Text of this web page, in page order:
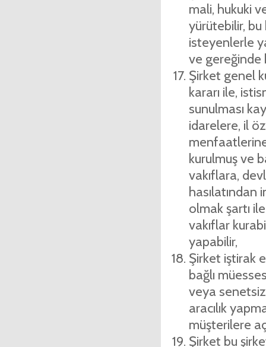
mali, hukuki
yürütebilir, bu
isteyenlerle
ve
Şirket genel
kararı ile,
sunulması
idarelere, il
kurulmuş ve
vakıflara,
hasılatından
olmak şartı
vakıflar
yapabilir,
Şirket iştirak
bağlı
veya senetsiz
aracılık
müşterilere
Şirket bu